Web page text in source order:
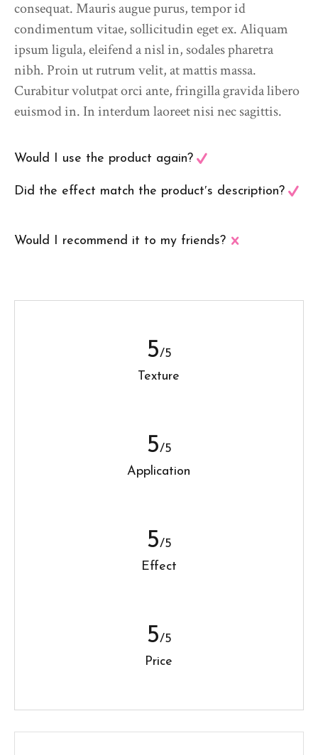
consequat. Mauris augue purus, tempor id
condimentum vitae, sollicitudin eget ex. Aliquam
ipsum ligula, eleifend a nisl in, sodales pharetra
nibh. Proin ut rutrum velit, at mattis massa.
Curabitur volutpat orci ante, fringilla gravida libero
euismod in. In interdum laoreet nisi nec sagittis.
Would I use the product again?
Did the effect match the product′s description?
Would I recommend it to my friends?
5/5
Texture
5/5
Application
5/5
Effect
5/5
Price